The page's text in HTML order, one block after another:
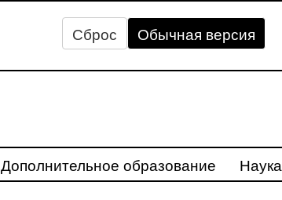
Сброс Обычная версия
Дополнительное образование Наука